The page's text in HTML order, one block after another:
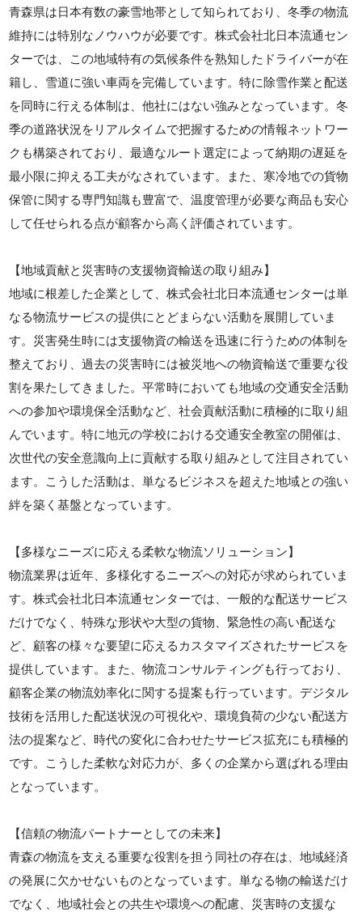
青森県は日本有数の豪雪地帯として知られており、冬季の物流
維持には特別なノウハウが必要です。株式会社北日本流通セン
ターでは、この地域特有の気候条件を熟知したドライバーが在
籍し、雪道に強い車両を完備しています。特に除雪作業と配送
を同時に行える体制は、他社にはない強みとなっています。冬
季の道路状況をリアルタイムで把握するための情報ネットワー
クも構築されており、最適なルート選定によって納期の遅延を
最小限に抑える工夫がなされています。また、寒冷地での貨物
保管に関する専門知識も豊富で、温度管理が必要な商品も安心
して任せられる点が顧客から高く評価されています。
【地域貢献と災害時の支援物資輸送の取り組み】
地域に根差した企業として、株式会社北日本流通センターは単
なる物流サービスの提供にとどまらない活動を展開していま
す。災害発生時には支援物資の輸送を迅速に行うための体制を
整えており、過去の災害時には被災地への物資輸送で重要な役
割を果たしてきました。平常時においても地域の交通安全活動
への参加や環境保全活動など、社会貢献活動に積極的に取り組
んでいます。特に地元の学校における交通安全教室の開催は、
次世代の安全意識向上に貢献する取り組みとして注目されてい
ます。こうした活動は、単なるビジネスを超えた地域との強い
絆を築く基盤となっています。
【多様なニーズに応える柔軟な物流ソリューション】
物流業界は近年、多様化するニーズへの対応が求められていま
す。株式会社北日本流通センターでは、一般的な配送サービス
だけでなく、特殊な形状や大型の貨物、緊急性の高い配送な
ど、顧客の様々な要望に応えるカスタマイズされたサービスを
提供しています。また、物流コンサルティングも行っており、
顧客企業の物流効率化に関する提案も行っています。デジタル
技術を活用した配送状況の可視化や、環境負荷の少ない配送方
法の提案など、時代の変化に合わせたサービス拡充にも積極的
です。こうした柔軟な対応力が、多くの企業から選ばれる理由
となっています。
【信頼の物流パートナーとしての未来】
青森の物流を支える重要な役割を担う同社の存在は、地域経済
の発展に欠かせないものとなっています。単なる物の輸送だけ
でなく、地域社会との共生や環境への配慮、災害時の支援な